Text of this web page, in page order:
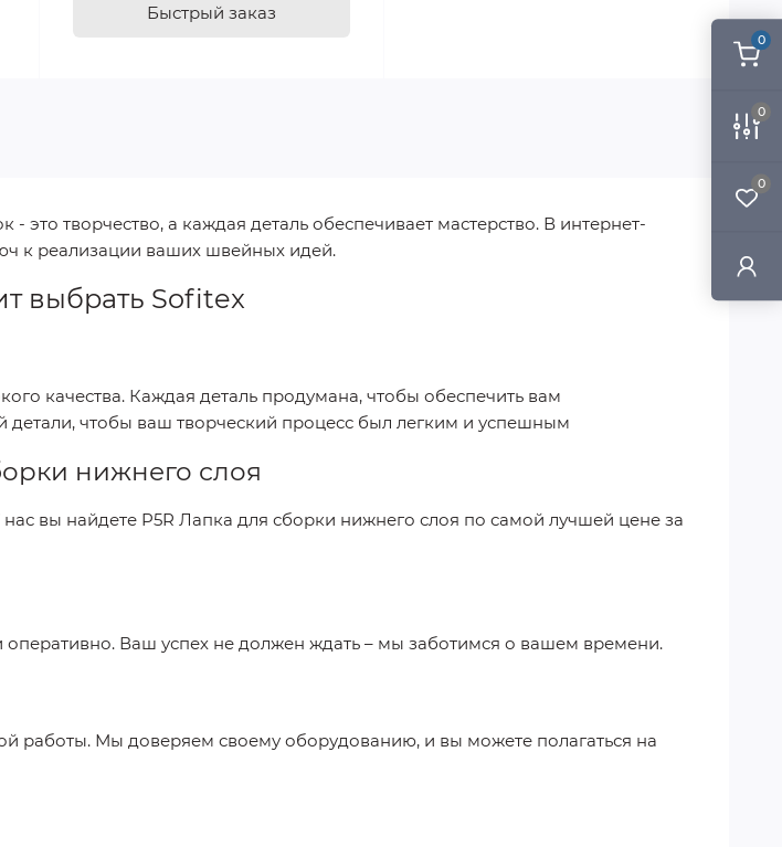
0
0
0
Быстрый заказ
творчество, а каждая деталь обеспечивает мастерство. В интернет-
к реализации ваших швейных идей.
выбрать Sofitex
качества. Каждая деталь продумана, чтобы обеспечить вам
чтобы ваш творческий процесс был легким и успешным
нижнего слоя
вы найдете P5R Лапка для сборки нижнего слоя по самой лучшей цене за
Ваш успех не должен ждать – мы заботимся о вашем времени.
работы. Мы доверяем своему оборудованию, и вы можете полагаться на